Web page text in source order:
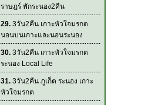
ราษฎร์ พักระนอง2คืน
29. 3วัน2คืน เกาะหัวใจมรกต
นอนบนเกาะและนอนระนอง
30. 3วัน2คืน เกาะหัวใจมรกต
ระนอง Local Life
31. 3วัน2คืน ภูเก็ต ระนอง เกาะ
หัวใจมรกต